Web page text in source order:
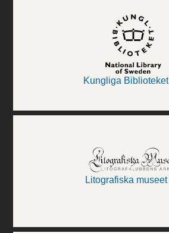
Kungliga Biblioteket
Litografiska museet